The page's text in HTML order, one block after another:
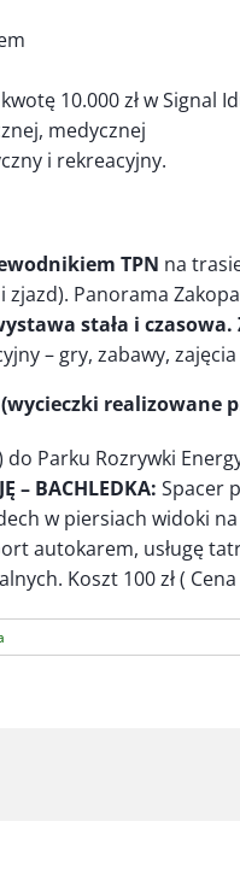
10.000 zł w Signal
medycznej
i rekreacyjny.
TPN na
zjazd). Panorama
stała i
– gry, zabawy,
(wycieczki
do Parku Rozrywki
– BACHLEDKA: Spacer
w piersiach widoki
autokarem, usługę
Koszt 100 zł (